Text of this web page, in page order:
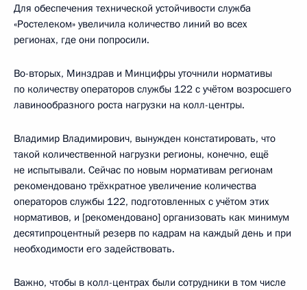
Для обеспечения технической устойчивости служба
«Ростелеком» увеличила количество линий во всех
регионах, где они попросили.
Во-вторых, Минздрав и Минцифры уточнили нормативы
по количеству операторов службы 122 с учётом возросшего
лавинообразного роста нагрузки на колл-центры.
Владимир Владимирович, вынужден констатировать, что
такой количественной нагрузки регионы, конечно, ещё
не испытывали. Сейчас по новым нормативам регионам
рекомендовано трёхкратное увеличение количества
операторов службы 122, подготовленных с учётом этих
нормативов, и [рекомендовано] организовать как минимум
десятипроцентный резерв по кадрам на каждый день и при
необходимости его задействовать.
Важно, чтобы в колл-центрах были сотрудники в том числе